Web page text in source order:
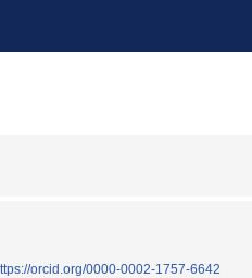
orcid.org/0000-0002-1757-6642